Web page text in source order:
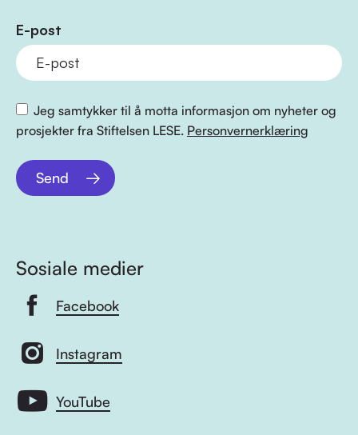
E-post
Jeg samtykker til å motta informasjon om nyheter og
prosjekter fra Stiftelsen LESE. Personvernerklæring
Send
Sosiale medier
Facebook
Instagram
YouTube